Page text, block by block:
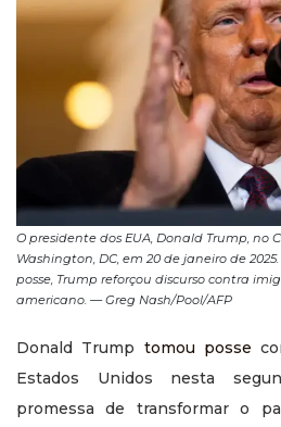
O presidente dos EUA, Donald Trump, no
Washington, DC, em 20 de janeiro de
posse, Trump reforçou discurso contra
americano. — Greg Nash/Pool/AFP
Donald Trump tomou posse
Estados Unidos nesta
promessa de transformar o